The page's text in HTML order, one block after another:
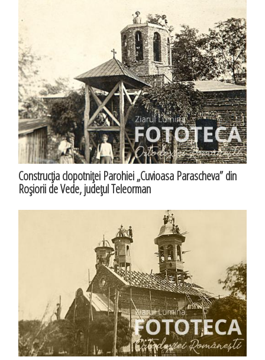
Construcţia clopotniţei Parohiei „Cuvioasa Parascheva” din
Roşiorii de Vede, judeţul Teleorman